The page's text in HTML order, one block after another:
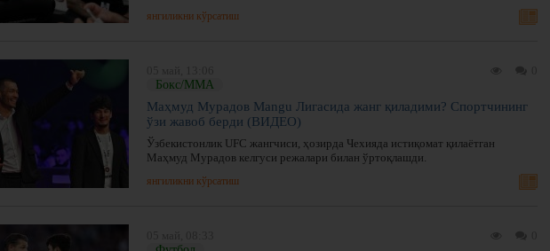
янгиликни кўрсатиш
Бокс/ММА
Маҳмуд Мурадов Mangu Лигасида жанг қиладими? Спортчининг
ўзи жавоб берди (ВИДЕО)
Ўзбекистонлик UFC жангчиси, ҳозирда Чехияда истиқомат қилаётган
Маҳмуд Мурадов келгуси режалари билан ўртоқлашди.
янгиликни кўрсатиш